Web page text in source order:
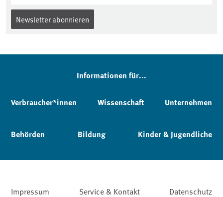
Newsletter abonnieren
Informationen für...
Verbraucher*innen Wissenschaft Unternehmen
Behörden Bildung Kinder & Jugendliche
Impressum Service & Kontakt
Datenschutz